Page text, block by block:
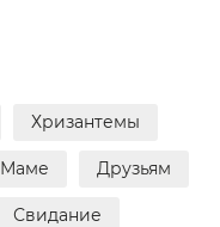
Хризантемы
Маме Друзьям
Свидание